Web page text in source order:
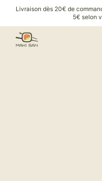
Livraison dès 20€ de
5€ selon